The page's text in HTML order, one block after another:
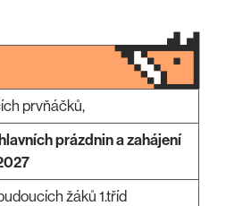
prvňáčků,
prázdnin a zahájení
žáků 1.tříd